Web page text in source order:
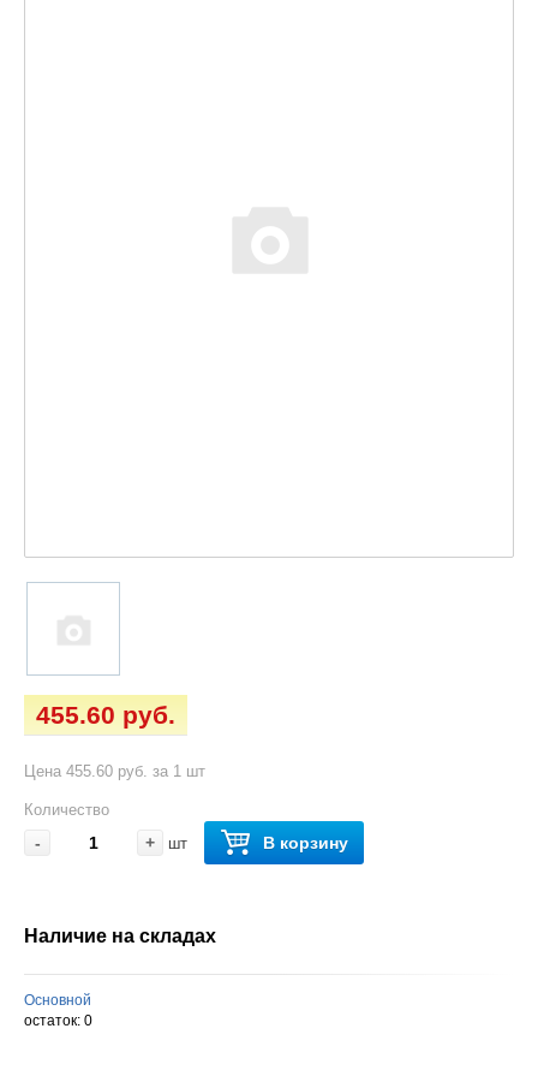
455.60 руб.
Цена 455.60 руб. за 1 шт
Количество
- + шт В корзину
Наличие на складах
Основной
остаток: 0